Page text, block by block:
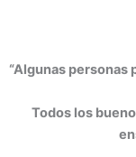
“Algunas personas
Todos los